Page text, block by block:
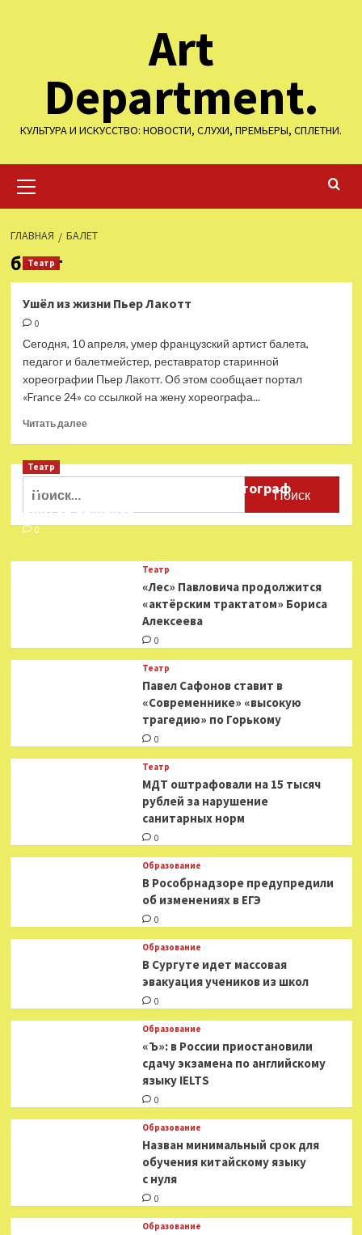
Art
Department.
КУЛЬТУРА И ИСКУССТВО: НОВОСТИ, СЛУХИ, ПРЕМЬЕРЫ, СПЛЕТНИ.
меню
ГЛАВНАЯ БАЛЕТ
балет
Театр
Ушёл из жизни Пьер Лакотт
0
Сегодня, 10 апреля, умер французский артист балета,
педагог и балетмейстер, реставратор старинной
хореографии Пьер Лакотт. Об этом сообщает портал
«France 24» со ссылкой на жену хореографа...
Читать далееПрочитать
Ушёл
Пьер
Лакотт
Найти:
Театр
Ушёл из жизни театральный фотограф
Виктор Баженов
0
Театр
«Лес» Павловича продолжится
«актёрским трактатом» Бориса
Алексеева
0
Театр
Павел Сафонов ставит в
«Современнике» «высокую
трагедию» по Горькому
0
Театр
МДТ оштрафовали на 15 тысяч
рублей за нарушение
санитарных норм
0
Образование
В Рособрнадзоре предупредили
об изменениях в ЕГЭ
0
Образование
В Сургуте идет массовая
эвакуация учеников из школ
0
Образование
«Ъ»: в России приостановили
сдачу экзамена по английскому
языку IELTS
0
Образование
Назван минимальный срок для
обучения китайскому языку
с нуля
0
Образование